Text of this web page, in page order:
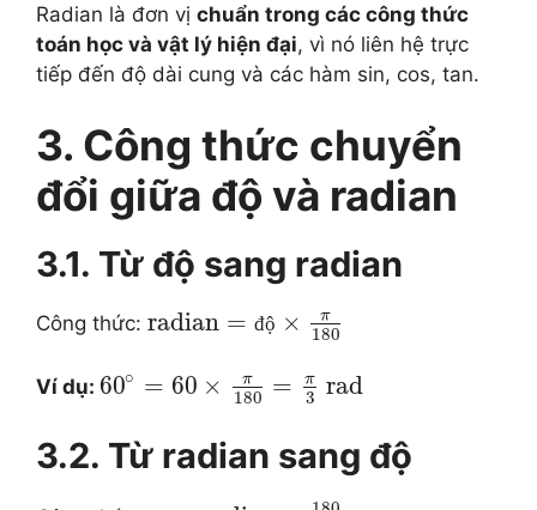
Radian là đơn vị chuẩn trong các công thức
toán học và vật lý hiện đại, vì nó liên hệ trực
tiếp đến độ dài cung và các hàm sin, cos, tan.
3. Công thức chuyển
đổi giữa độ và radian
3.1. Từ độ sang radian
Công thức: radian = độ × π
180
Ví dụ: 60∘ = 60 × π
180 = π
3 rad
3.2. Từ radian sang độ